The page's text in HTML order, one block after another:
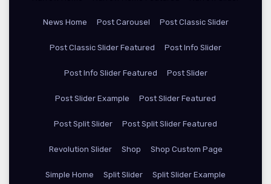
News Home Post Carousel Post Classic Slider
Post Classic Slider Featured Post Info Slider
Post Info Slider Featured Post Slider
Post Slider Example Post Slider Featured
Post Split Slider Post Split Slider Featured
Revolution Slider Shop Shop Custom Page
Simple Home Split Slider Split Slider Example